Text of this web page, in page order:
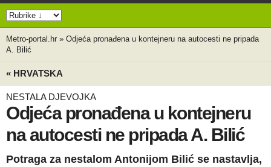
Metro-portal.hr » Odjeća pronađena u kontejneru na autocesti ne pripada
A. Bilić
« HRVATSKA
NESTALA DJEVOJKA
Odjeća pronađena u kontejneru
na autocesti ne pripada A. Bilić
Potraga za nestalom Antonijom Bilić se nastavlja,